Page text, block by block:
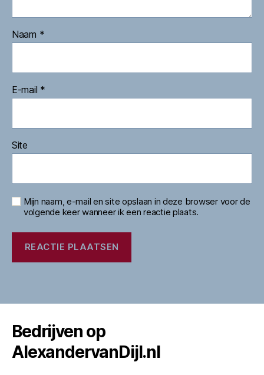
Naam *
E-mail *
Site
Mijn naam, e-mail en site opslaan in deze browser voor de
volgende keer wanneer ik een reactie plaats.
Bedrijven op
AlexandervanDijl.nl